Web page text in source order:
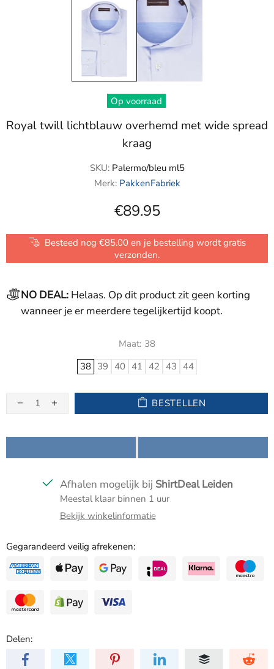
Op voorraad
Royal twill lichtblauw overhemd met wide spread
kraag
SKU: Palermo/bleu ml5
Merk: PakkenFabriek
€89.95
Besteed nog €85.00 en je bestelling wordt gratis
verzonden.
NO DEAL: Helaas. Op dit product zit geen korting
wanneer je er meerdere tegelijkertijd koopt.
Maat: 38
38 39 40 41 42 43 44
BESTELLEN
Afhalen mogelijk bij ShirtDeal Leiden
Meestal klaar binnen 1 uur
Bekijk winkelinformatie
Gegarandeerd veilig afrekenen:
Delen: